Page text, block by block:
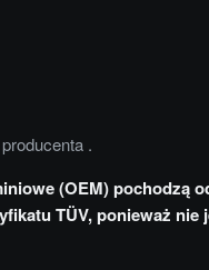
.
(OEM) pochodzą
TÜV, ponieważ